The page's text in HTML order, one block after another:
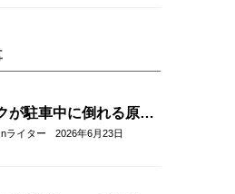
が駐車中に倒れる原因
5選｜転倒防止テクニ
ライター 2026年6月23日